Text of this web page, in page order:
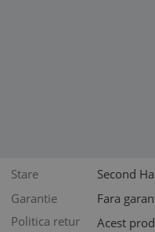
Stare
Second
Garantie
Fara
Politica retur
Acest